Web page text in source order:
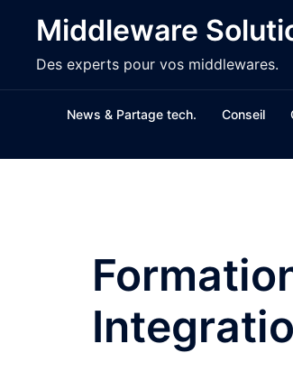
contenu
Middleware
Des experts pour vos middlewares.
News & Partage tech. Conseil